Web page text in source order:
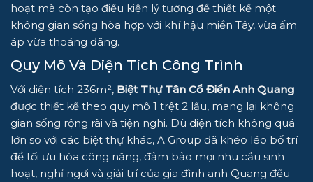
hoạt mà còn tạo điều kiện lý tưởng để thiết kế một
không gian sống hòa hợp với khí hậu miền Tây, vừa ấm
áp vừa thoáng đãng.
Quy Mô Và Diện Tích Công Trình
Với diện tích 236m², Biệt Thự Tân Cổ Điển Anh Quang
được thiết kế theo quy mô 1 trệt 2 lầu, mang lại không
gian sống rộng rãi và tiện nghi. Dù diện tích không quá
lớn so với các biệt thự khác, A Group đã khéo léo bố trí
để tối ưu hóa công năng, đảm bảo mọi nhu cầu sinh
hoạt, nghỉ ngơi và giải trí của gia đình anh Quang đều